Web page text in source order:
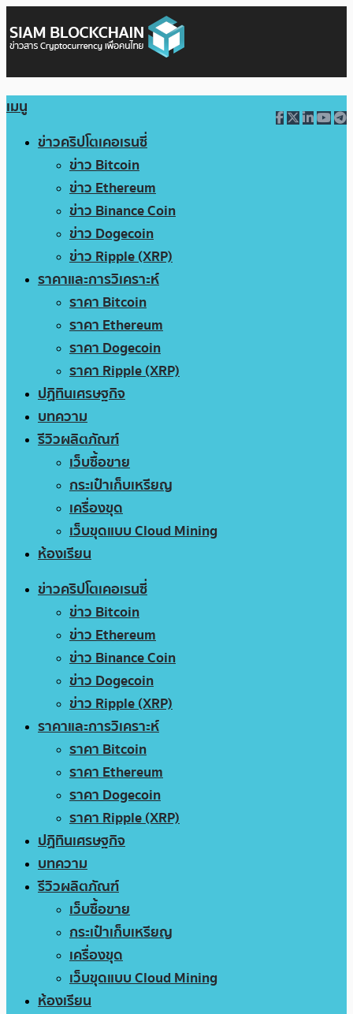
เมนู
ข่าวคริปโตเคอเรนซี่
ข่าว Bitcoin
ข่าว Ethereum
ข่าว Binance Coin
ข่าว Dogecoin
ข่าว Ripple (XRP)
ราคาและการวิเคราะห์
ราคา Bitcoin
ราคา Ethereum
ราคา Dogecoin
ราคา Ripple (XRP)
ปฏิทินเศรษฐกิจ
บทความ
รีวิวผลิตภัณฑ์
เว็บซื้อขาย
กระเป๋าเก็บเหรียญ
เครื่องขุด
เว็บขุดแบบ Cloud Mining
ห้องเรียน
ข่าวคริปโตเคอเรนซี่
ข่าว Bitcoin
ข่าว Ethereum
ข่าว Binance Coin
ข่าว Dogecoin
ข่าว Ripple (XRP)
ราคาและการวิเคราะห์
ราคา Bitcoin
ราคา Ethereum
ราคา Dogecoin
ราคา Ripple (XRP)
ปฏิทินเศรษฐกิจ
บทความ
รีวิวผลิตภัณฑ์
เว็บซื้อขาย
กระเป๋าเก็บเหรียญ
เครื่องขุด
เว็บขุดแบบ Cloud Mining
ห้องเรียน